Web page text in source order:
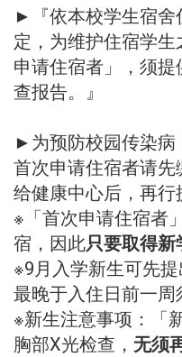
►『依本校学生宿舍
定，为维护住宿学
申请住宿者」，须
查报告。』
►为预防校园传染病
首次申请住宿者请先
给健康中心后，再行
※「首次申请住宿者
宿，因此只要取得
※9月入学新生可先
最晚于入住日前一周
※新生注意事项：「
胸部X光检查， 无须